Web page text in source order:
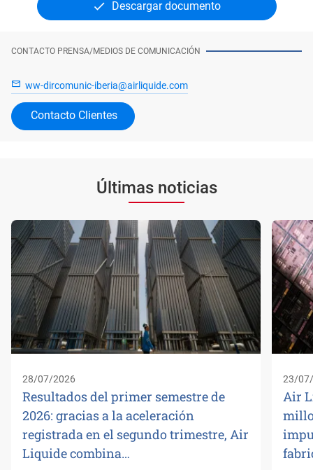
Descargar documento
CONTACTO PRENSA/MEDIOS DE COMUNICACIÓN
ww-dircomunic-iberia@airliquide.com
Contacto Clientes
Últimas noticias
28/07/2026
Resultados del primer semestre de
2026: gracias a la aceleración
registrada en el segundo trimestre, Air
Liquide combina…
23/
Air